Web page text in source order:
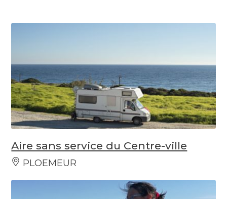
Aire sans service du Centre-ville
PLOEMEUR